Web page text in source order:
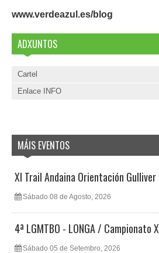
www.verdeazul.es/blog
ADXUNTOS
Cartel
Enlace INFO
MÁIS EVENTOS
XI Trail Andaina Orientación Gulliver
Sábado 08 de Agosto, 2026
4ª LGMTBO - LONGA / Campionato
Sábado 05 de Setembro, 2026